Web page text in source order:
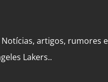
artigos, rumores e
Lakers..